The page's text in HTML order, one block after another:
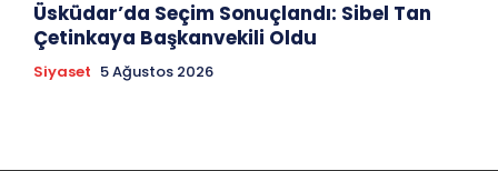
Üsküdar’da Seçim Sonuçlandı: Sibel Tan
Çetinkaya Başkanvekili Oldu
Siyaset 5 Ağustos 2026